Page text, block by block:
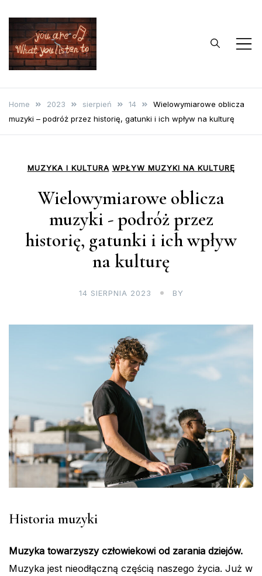
content
…bo muzyka to
życie
Home 2023 sierpień 14
Wielowymiarowe oblicza
muzyki – podróż przez historię, gatunki i ich wpływ na kulturę
MUZYKA I KULTURA WPŁYW MUZYKI NA KULTURĘ
Wielowymiarowe oblicza
muzyki - podróż przez
historię, gatunki i ich wpływ
na kulturę
14 SIERPNIA 2023 BY
Historia muzyki
Muzyka towarzyszy człowiekowi od zarania dziejów.
Muzyka jest nieodłączną częścią naszego życia. Już w